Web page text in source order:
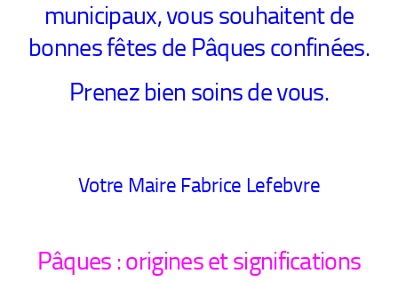
municipaux, vous souhaitent de
bonnes fêtes de Pâques confinées.
Prenez bien soins de vous.
Votre Maire Fabrice Lefebvre
Pâques : origines et significations